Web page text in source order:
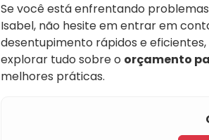
Se você está enfrentando
Isabel, não hesite em entrar em
desentupimento rápidos e
explorar tudo sobre o orçamento
melhores práticas.